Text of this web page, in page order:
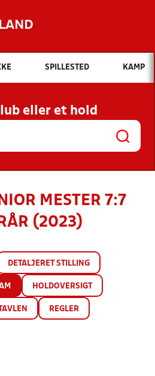
Hvad vil du søge efter?
INDHOLD OG NYHEDER
KLUBBER OG
HOLD
SPILLESTED KAMP
eller et hold
MESTER 7:7
(2023)
DETALJERET STILLING
HOLDOVERSIGT
REGLER